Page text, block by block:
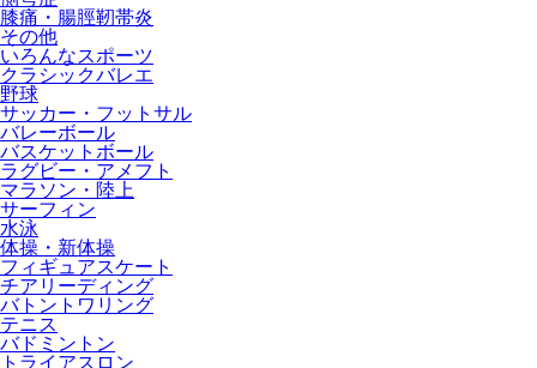
膝痛・腸脛靭帯炎
その他
いろんなスポーツ
クラシックバレエ
野球
サッカー・フットサル
バレーボール
バスケットボール
ラグビー・アメフト
マラソン・陸上
サーフィン
水泳
体操・新体操
フィギュアスケート
チアリーディング
バトントワリング
テニス
バドミントン
トライアスロン